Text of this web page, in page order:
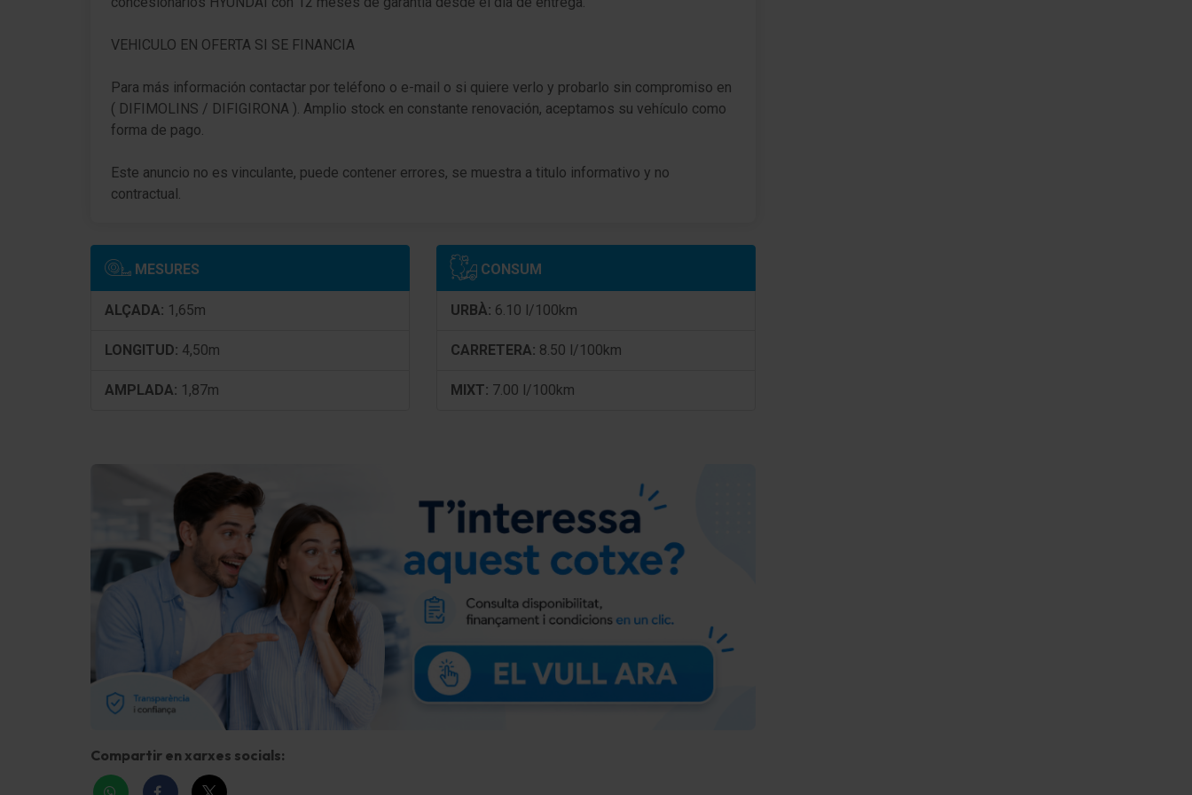
Limpiaparabrisas con Sensor de lluvia
Lunas tintado
Luna trasera calefactable(s)
Receptor de radio digital (DAB+)
6 Altavoces
Dispositivo manos libres Bluetooth
pantalla táctil en color (8,0 Pulgada)
Conexión USB consola central
Lifetime MapCare (servicio básico de internet)
Conexión USB detrás
Wireless SmartLink (Apple CarPlay)
Digital Cabina del piloto (Cockpit Digital)
Ayuda aparcamiento detrás
Sistema control presión neumáticos
Sensor empañado lunas / Regulación
Sistema antibloqueo (ABS)
(Multi Collision Brake)
Asistente a la conducción: Reconocimiento de
señales de tráfico, ampliado (Control crucero y
limitador velocidad)
Asistente a la conducción: activo Asistente de
mantenimiento de carril (LKAS, Lane Keep Assist
Asistente a la conducción: Asistente para la
atención
VEHICULO EN OFERTA SI SE FINANCIA
Para más información contactar por teléfono o e-mail o si quiere verlo y probarlo sin compromiso en
( DIFIMOLINS / DIFIGIRONA ). Amplio stock en constante renovación, aceptamos su vehículo como
forma de pago.
Este anuncio no es vinculante, puede contener errores, se muestra a titulo informativo y no
contractual.
MESURES
ALÇADA: 1,65m
LONGITUD: 4,50m
AMPLADA: 1,87m
CONSUM
URBÀ: 6.10 l/100km
CARRETERA: 8.50 l/100km
MIXT: 7.00 l/100km
Compartir en xarxes socials: